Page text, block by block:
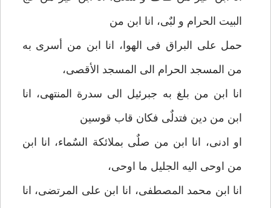
البیت الحرام و لبٌی، انا ابن من
حمل علی البراق فی الهوا، انا ابن من أسری به
من المسجد الحرام الی المسجد الأقصی،
انا ابن من بلغ به جبرئیل الی سدرة المنتهی، انا
ابن من دین فتدلٌی فکان قاب قوسین
او ادنی، انا ابن من صلٌی بملائکة السٌماء، انا ابن
من اوحی الیه الجلیل ما اوحی،
انا ابن محمد المصطفی، انا ابن علی المرتضی، انا